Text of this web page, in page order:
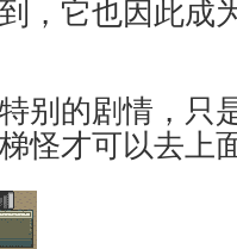
，它也因此成
别的剧情，只
怪才可以去上